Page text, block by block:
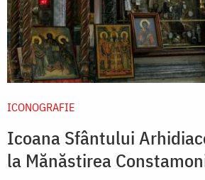
ICONOGRAFIE
Icoana Sfântului
la Mănăstirea